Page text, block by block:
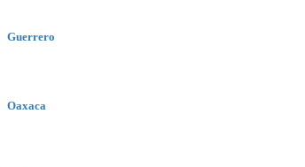
Guerrero
Oaxaca